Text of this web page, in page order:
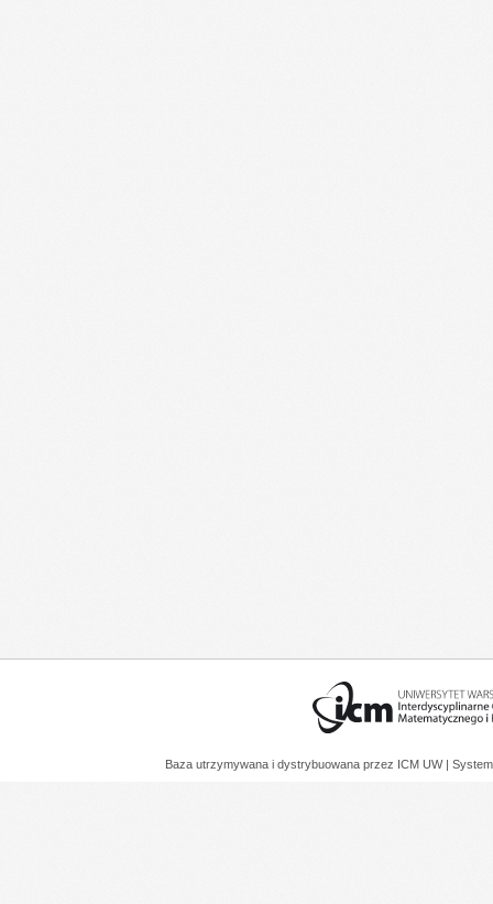
Baza utrzymywana i dystrybuowana przez ICM UW |